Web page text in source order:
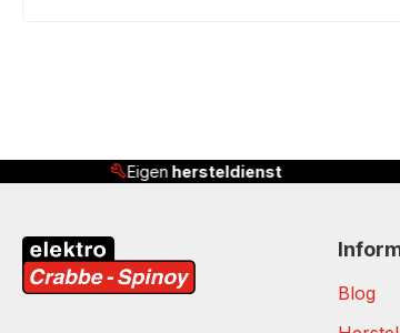
Klanten beoordelen ons met
Blog